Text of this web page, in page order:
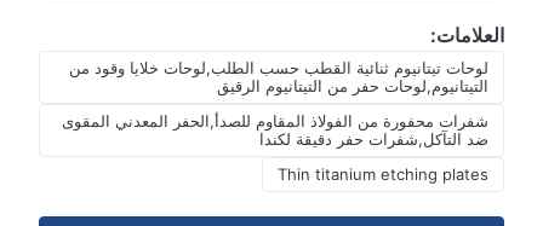
العلامات:
لوحات تيتانيوم ثنائية القطب حسب الطلب,لوحات خلايا وقود من
التيتانيوم,لوحات حفر من التيتانيوم الرقيق
شفرات محفورة من الفولاذ المقاوم للصدأ,الحفر المعدني المقوى
ضد التآكل,شفرات حفر دقيقة لكندا
Thin titanium etching plates